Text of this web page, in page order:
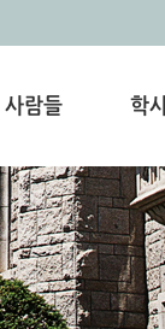
사람들 학